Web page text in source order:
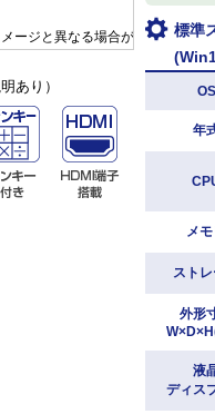
ージと異なる場合が
あり）
標準
OS
年
メモ
スト
外形
液
ディス